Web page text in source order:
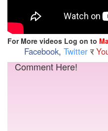
For More videos Log on to
Facebook, Twitterर
Comment Here!